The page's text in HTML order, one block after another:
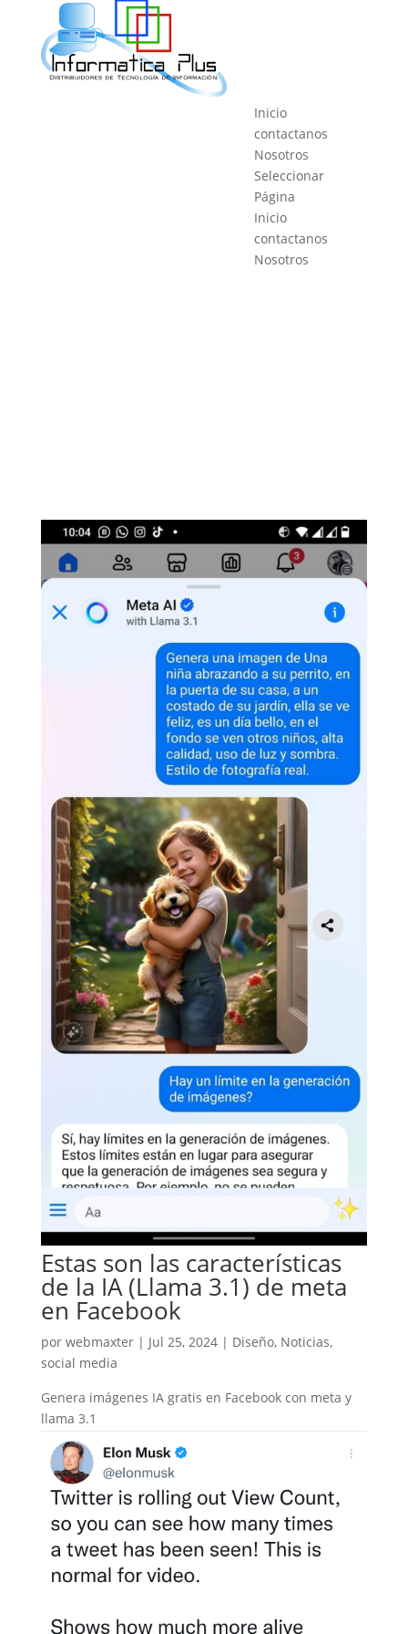
Inicio
contactanos
Nosotros
Seleccionar
Página
Inicio
contactanos
Nosotros
Estas son las características
de la IA (Llama 3.1) de meta
en Facebook
por webmaxter| Jul 25, 2024| Diseño, Noticias,
social media
Genera imágenes IA gratis en Facebook con meta y
llama 3.1